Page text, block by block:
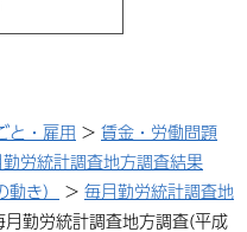
と・雇用 > 賃金・労働問題
労統計調査地方調査結果
き）
> 毎月勤労統計調査地
勤労統計調査地方調査(平成